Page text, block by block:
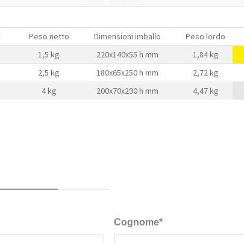
Peso netto Dimensioni imballo Peso lordo
1,5 kg 220x140x55 h mm 1,84 kg
2,5 kg 180x65x250 h mm 2,72 kg
4 kg 200x70x290 h mm 4,47 kg